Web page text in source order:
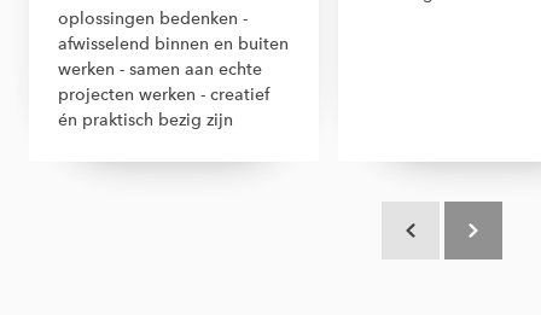
oplossingen bedenken -
afwisselend binnen en buiten
werken - samen aan echte
projecten werken - creatief
én praktisch bezig zijn